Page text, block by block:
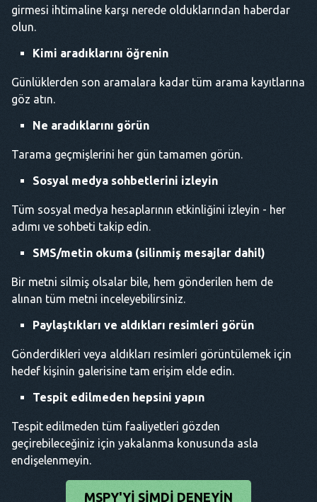
girmesi ihtimaline karşı nerede olduklarından haberdar
olun.
Kimi aradıklarını öğrenin
Günlüklerden son aramalara kadar tüm arama kayıtlarına
göz atın.
Ne aradıklarını görün
Tarama geçmişlerini her gün tamamen görün.
Sosyal medya sohbetlerini izleyin
Tüm sosyal medya hesaplarının etkinliğini izleyin - her
adımı ve sohbeti takip edin.
SMS/metin okuma (silinmiş mesajlar dahil)
Bir metni silmiş olsalar bile, hem gönderilen hem de
alınan tüm metni inceleyebilirsiniz.
Paylaştıkları ve aldıkları resimleri görün
Gönderdikleri veya aldıkları resimleri görüntülemek için
hedef kişinin galerisine tam erişim elde edin.
Tespit edilmeden hepsini yapın
Tespit edilmeden tüm faaliyetleri gözden
geçirebileceğiniz için yakalanma konusunda asla
endişelenmeyin.
MSPY'YI ŞIMDI DENEYIN